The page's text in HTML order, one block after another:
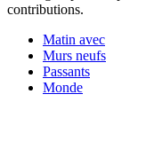
contributions.
Matin avec
Murs neufs
Passants
Monde